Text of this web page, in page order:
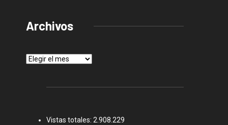
Archivos
Archivos
Vistas totales: 2.908.229